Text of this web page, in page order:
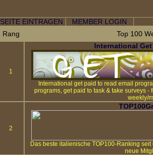
SEITE EINTRAGEN MEMBER LOGIN
Rang
Top 100
1
International
International get paid to read email
programs, get paid to task & take surveys
weekly/
2
Das beste italienische TOP100-Ranking
neue